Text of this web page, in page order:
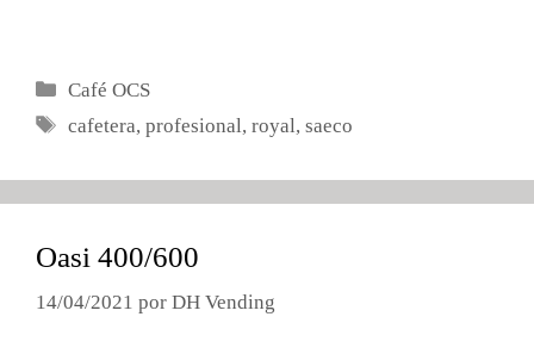
Categorías
Café OCS
Etiquetas
cafetera,profesional,royal,saeco
Oasi 400/600
14/04/2021 por DH Vending